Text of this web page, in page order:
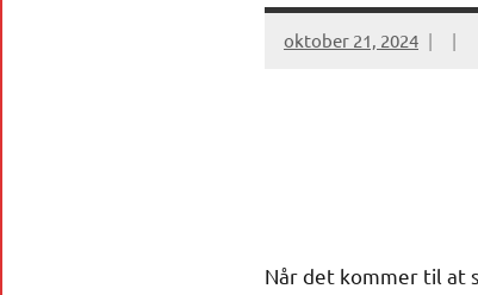
oktober 21, 2024
Når det kommer til at